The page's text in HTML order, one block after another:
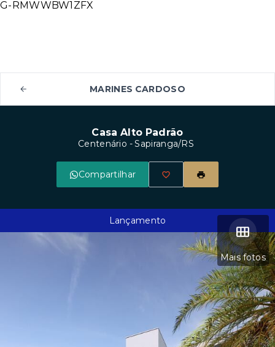
G-RMWWBW1ZFX
MARINES CARDOSO
Casa Alto Padrão
Centenário - Sapiranga/RS
Compartilhar
Mais fotos
Lançamento